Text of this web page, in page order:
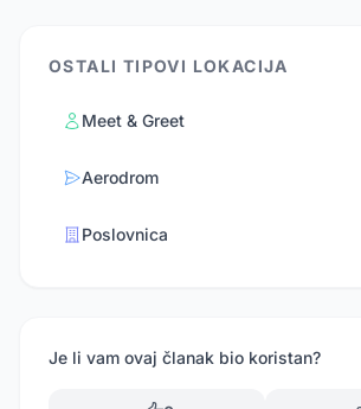
OSTALI TIPOVI LOKACIJA
Meet & Greet
Aerodrom
Poslovnica
Je li vam ovaj članak bio koristan?